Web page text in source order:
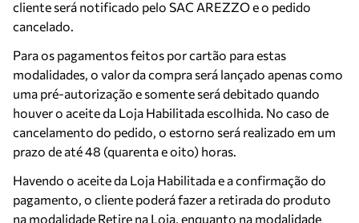
cliente será notificado pelo SAC AREZZO e o pedido
cancelado.
Para os pagamentos feitos por cartão para estas
modalidades, o valor da compra será lançado apenas como
uma pré-autorização e somente será debitado quando
houver o aceite da Loja Habilitada escolhida. No caso de
cancelamento do pedido, o estorno será realizado em um
prazo de até 48 (quarenta e oito) horas.
Havendo o aceite da Loja Habilitada e a confirmação do
pagamento, o cliente poderá fazer a retirada do produto
na modalidade Retire na Loja, enquanto na modalidade